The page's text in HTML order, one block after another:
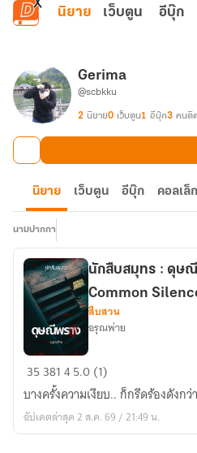
ข้ามไปยังเนื้อหาหลัก
นิยาย เว็บตูน อีบุ๊ก
Gerima
@scbkku
2 นิยาย0 เว็บตูน1 อีบุ๊ก3 คนติ
นิยาย เว็บตูน อีบุ๊ก คอลเล็
นามปากกา
นักสืบ
สมุทร
:
ดุษณี
นักสืบสมุทร : ดุษ
Common
สืบสวน
อรุณพ่าย
35 38145.0 (1)
บางครั้งความเงียบ.. ก็กรีดร้องดังก
อัปเดตล่าสุด 2 ส.ค. 69 / 21:49 น.